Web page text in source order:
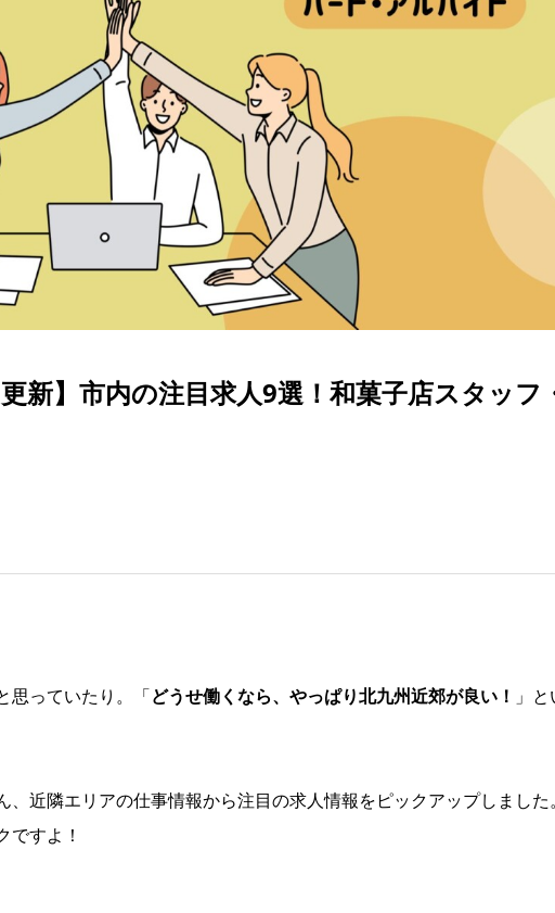
新】市内の注目求人9選！和菓子店スタッフ
思っていたり。「どうせ働くなら、やっぱり北九州近郊が良い！ 」
、近隣エリアの仕事情報から注目の求人情報をピックアップしました
ですよ！